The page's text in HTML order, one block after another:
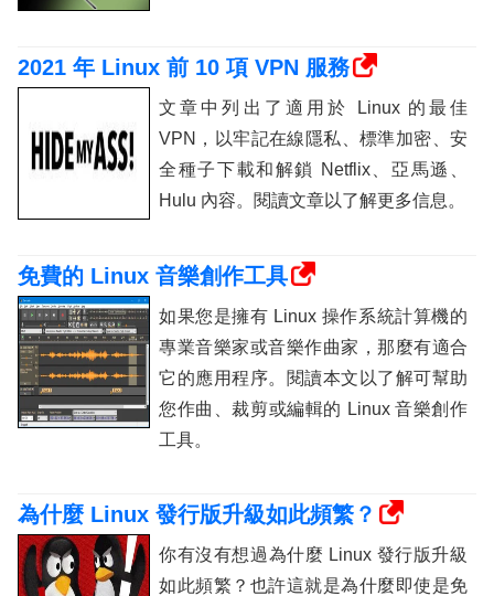
2021 年 Linux 前 10 項 VPN 服務
文章中列出了適用於 Linux 的最佳
VPN，以牢記在線隱私、標準加密、安
全種子下載和解鎖 Netflix、亞馬遜、
Hulu 內容。閱讀文章以了解更多信息。
免費的 Linux 音樂創作工具
如果您是擁有 Linux 操作系統計算機的
專業音樂家或音樂作曲家，那麼有適合
它的應用程序。閱讀本文以了解可幫助
您作曲、裁剪或編輯的 Linux 音樂創作
工具。
為什麼 Linux 發行版升級如此頻繁？
你有沒有想過為什麼 Linux 發行版升級
如此頻繁？也許這就是為什麼即使是免